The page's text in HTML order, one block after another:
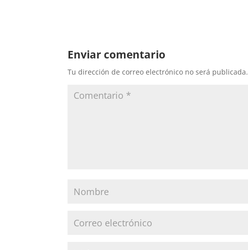
Enviar comentario
Tu dirección de correo electrónico no será publicada.